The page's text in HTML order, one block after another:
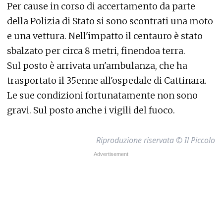
Per cause in corso di accertamento da parte
della Polizia di Stato si sono scontrati una moto
e una vettura. Nell'impatto il centauro è stato
sbalzato per circa 8 metri, finendoa terra.
Sul posto è arrivata un'ambulanza, che ha
trasportato il 35enne all'ospedale di Cattinara.
Le sue condizioni fortunatamente non sono
gravi. Sul posto anche i vigili del fuoco.
Riproduzione riservata © Il Piccolo